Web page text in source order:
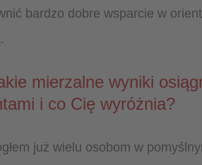
bardzo dobre wsparcie w
mierzalne wyniki
i co Cię wyróżnia?
już wielu osobom w